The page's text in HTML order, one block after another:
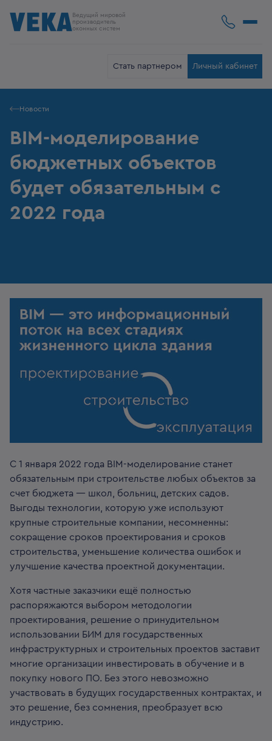
Ведущий мировой
производитель
оконных систем
Стать партнером Личный кабинет
Новости
BIM-моделирование
бюджетных объектов
будет обязательным с
2022 года
С 1 января 2022 года BIM-моделирование станет
обязательным при строительстве любых объектов за
счет бюджета — школ, больниц, детских садов.
Выгоды технологии, которую уже используют
крупные строительные компании, несомненны:
сокращение сроков проектирования и сроков
строительства, уменьшение количества ошибок и
улучшение качества проектной документации.
Хотя частные заказчики ещё полностью
распоряжаются выбором методологии
проектирования, решение о принудительном
использовании БИМ для государственных
инфраструктурных и строительных проектов заставит
многие организации инвестировать в обучение и в
покупку нового ПО. Без этого невозможно
участвовать в будущих государственных контрактах, и
это решение, без сомнения, преобразует всю
индустрию.